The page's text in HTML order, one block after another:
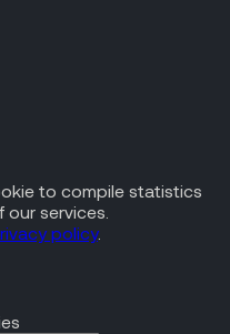
to compile statistics
services.
policy.